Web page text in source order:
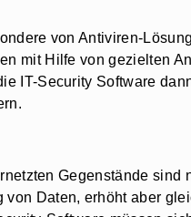
von Antiviren-
mit Hilfe von gezielten
IT-Security Software
Gegenstände sind
Daten, erhöht aber